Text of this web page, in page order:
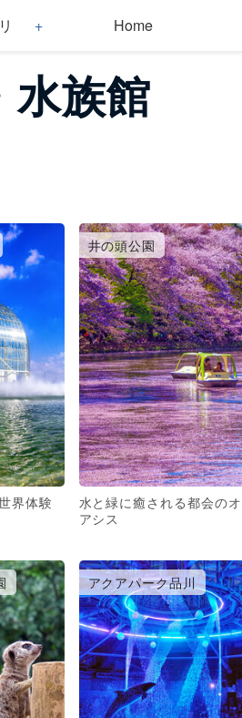
Home
水族館
界体験
井の頭公園
水と緑に癒される都会のオ
アシス
アクアパーク品川